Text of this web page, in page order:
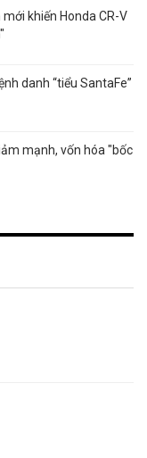
khiến Honda CR-V
danh “tiểu SantaFe”
mạnh, vốn hóa "bốc